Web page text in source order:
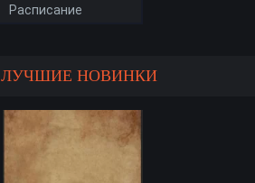
Расписание
ЛУЧШИЕ НОВИНКИ